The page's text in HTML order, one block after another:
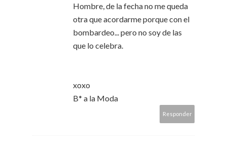
Hombre, de la fecha no me queda
otra que acordarme porque con el
bombardeo... pero no soy de las
que lo celebra.
xoxo
B* a la Moda
Responder